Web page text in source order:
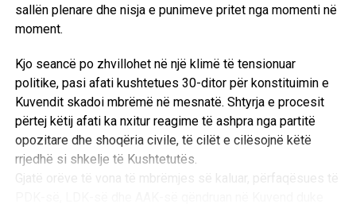
Basha: Kurti i fton për diskutim, këta sulmojnë e
ofendojnë
Deputeti i Lëvizjes Vetëvendosje, Dimal Basha, përmes
një reagimi në rrjetet sociale, ka kritikuar ashpër sjelljen e
opozitës përballë ftesave të kryeministrit Albin Kurti për
dialog.
“Albin Kurti i fton partitë për diskutime që të arrihet një
marrëveshje, ndërkaq këta sulmojnë e ofendojnë. Edhe
sallën plenare dhe nisja e punimeve pritet nga momenti në
moment.
Kjo seancë po zhvillohet në një klimë të tensionuar
politike, pasi afati kushtetues 30-ditor për konstituimin e
Kuvendit skadoi mbrëmë në mesnatë. Shtyrja e procesit
përtej këtij afati ka nxitur reagime të ashpra nga partitë
opozitare dhe shoqëria civile, të cilët e cilësojnë këtë
rrjedhë si shkelje të Kushtetutës.
Gjatë orëve të vona të mbrëmjes së kaluar, përfaqësues të